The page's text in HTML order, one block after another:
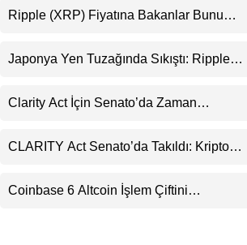
Ripple (XRP) Fiyatına Bakanlar Bunu
Uyarı
Japonya Yen Tuzağında Sıkıştı: Ripple
Clarity Act İçin Senato’da Zaman
CLARITY Act Senato’da Takıldı: Kripto
Coinbase 6 Altcoin İşlem Çiftini